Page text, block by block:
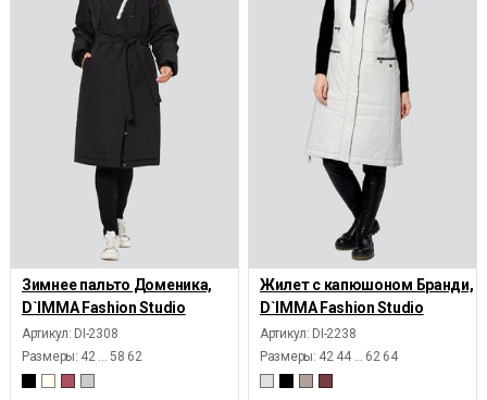
Зимнее пальто Доменика,
D`IMMA Fashion Studio
Артикул: DI-2308
Размеры: 42 ... 58 62
Жилет с капюшоном Бранди,
D`IMMA Fashion Studio
Артикул: DI-2238
Размеры: 42 44 ... 62 64